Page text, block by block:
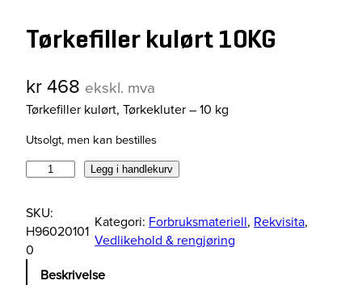
Tørkefiller kulørt 10KG
kr468 ekskl. mva
Tørkefiller kulørt, Tørkekluter – 10 kg
Utsolgt, men kan bestilles
r
k
e
f
Legg i handlekurv
SKU:
H96020101
0
Kategori: Forbruksmateriell, Rekvisita
Vedlikehold & rengjøring
Beskrivelse